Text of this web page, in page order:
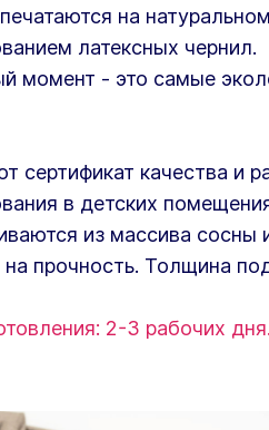
на
латексных чернил.
момент - это самые
сертификат качества и
в детских
из массива сосны
на прочность. Толщина
2-3 рабочих дня.